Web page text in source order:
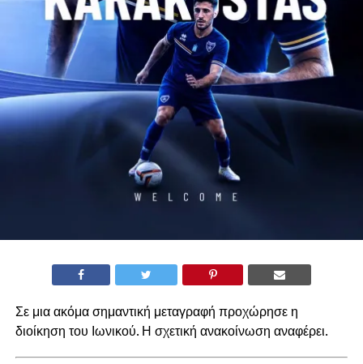
Σε μια ακόμα σημαντική μεταγραφή προχώρησε η
διοίκηση του Ιωνικού. Η σχετική ανακοίνωση αναφέρει.